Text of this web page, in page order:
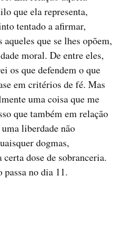
que ela representa,
tentado a afirmar,
aqueles que se lhes opõem,
moral. De entre eles,
os que defendem o que
em critérios de fé. Mas
uma coisa que me
que também em relação
liberdade não
dogmas,
dose de sobranceria.
passa no dia 11.